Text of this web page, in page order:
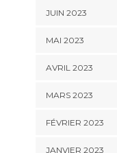
JUIN 2023
MAI 2023
AVRIL 2023
MARS 2023
FÉVRIER 2023
JANVIER 2023